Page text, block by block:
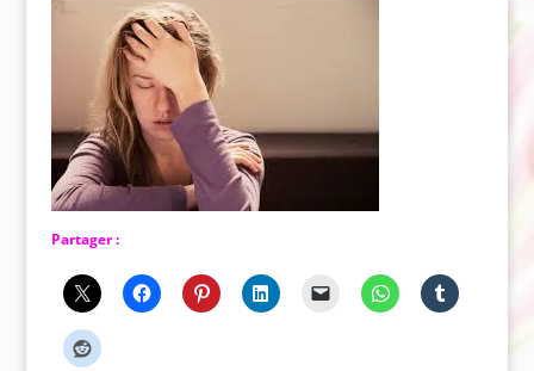
Partager :